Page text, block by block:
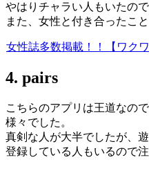
やはりチャラい人もいたの
また、女性と付き合ったこ
女性誌多数掲載！！【ワクワ
4. pairs
こちらのアプリは王道なの
様々でした。
真剣な人が大半でしたが、
登録している人もいるので